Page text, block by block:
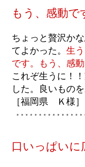
もう、感動で
ちょっと贅沢か
てよかった。 生
です。もう、感動
これぞ生うに！
した。良いもの
［福岡県 Ｋ様］
口いっぱいに